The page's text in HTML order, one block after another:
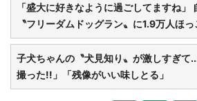
「盛大に好きなように過ごしてますね」
〝フリーダムドッグラン〟に1.9万人ほっ
子犬ちゃんの〝犬見知り〟が激しすぎて
撮った!!」「残像がいい味しとる」